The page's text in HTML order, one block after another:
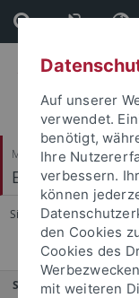
Direkt
zum
Inhalt
Direkt
zur
Fußleiste
Mathematisch-
Experimentelle
Sie sind hier:
Service
Auf unserer
verwendet.
benötigt,
Ihre
verbessern.
können
den Cookies
Cookies des
mit weiteren